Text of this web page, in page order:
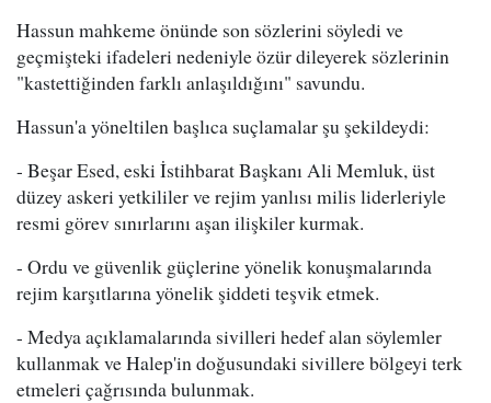
Hassun mahkeme önünde son sözlerini söyledi ve
geçmişteki ifadeleri nedeniyle özür dileyerek sözlerinin
"kastettiğinden farklı anlaşıldığını" savundu.
Hassun'a yöneltilen başlıca suçlamalar şu şekildeydi:
- Beşar Esed, eski İstihbarat Başkanı Ali Memluk, üst
düzey askeri yetkililer ve rejim yanlısı milis liderleriyle
resmi görev sınırlarını aşan ilişkiler kurmak.
- Ordu ve güvenlik güçlerine yönelik konuşmalarında
rejim karşıtlarına yönelik şiddeti teşvik etmek.
- Medya açıklamalarında sivilleri hedef alan söylemler
kullanmak ve Halep'in doğusundaki sivillere bölgeyi terk
etmeleri çağrısında bulunmak.